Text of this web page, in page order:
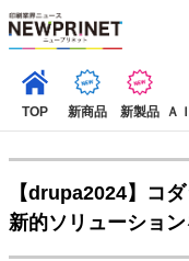
TOP 新商品 新製品 Ａ
インデックス
【drupa2024】コ
新的ソリューショ